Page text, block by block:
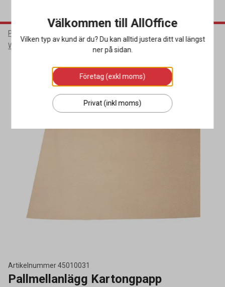
Packa & Skicka
Wellpapp & Pallmellanlägg
Artikelnummer45010031
Pallmellanlägg Kartongpapp
Välkommen till AllOffice
Vilken typ av kund är du? Du kan alltid justera ditt val längst
ner på sidan.
Företag (exkl moms)
Privat (inkl moms)